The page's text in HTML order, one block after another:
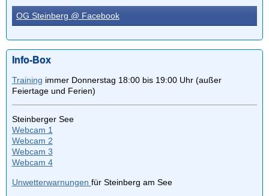
OG Steinberg @ Facebook
Info-Box
Training immer Donnerstag 18:00 bis 19:00 Uhr (außer
Feiertage und Ferien)
Steinberger See
Webcam 1
Webcam 2
Webcam 3
Webcam 4
Unwetterwarnungen für Steinberg am See